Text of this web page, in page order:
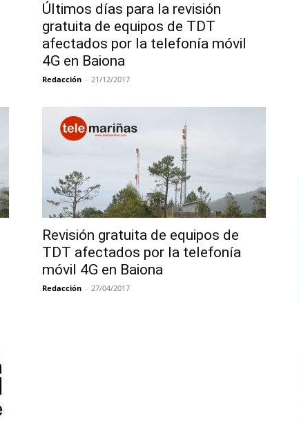
Últimos días para la revisión
gratuita de equipos de TDT
afectados por la telefonía móvil
4G en Baiona
Redacción - 21/12/2017
Revisión gratuita de equipos de
TDT afectados por la telefonía
móvil 4G en Baiona
Redacción - 27/04/2017